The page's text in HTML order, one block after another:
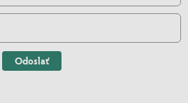
Odoslať